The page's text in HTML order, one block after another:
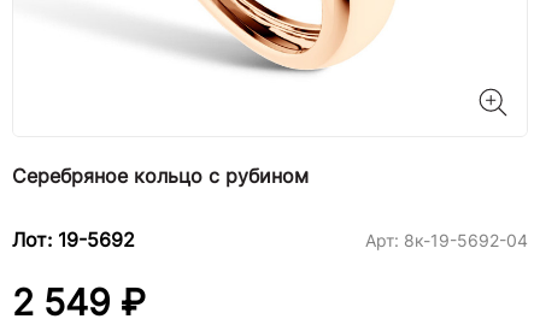
Серебряное кольцо с рубином
Лот: 19-5692 Арт: 8к-19-5692-04
2 549 ₽